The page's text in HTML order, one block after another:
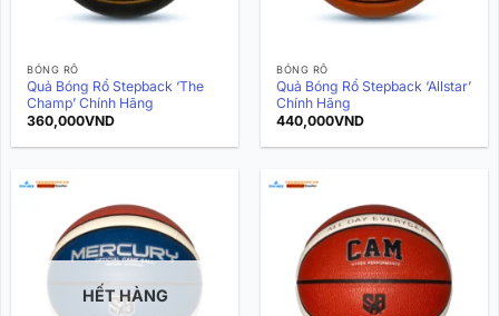
BÓNG RỔ
Quả Bóng Rổ Stepback ‘The
Champ’ Chính Hãng
360,000VND
BÓNG RỔ
Quả Bóng Rổ Stepback ‘Allstar’
Chính Hãng
440,000VND
HẾT HÀNG